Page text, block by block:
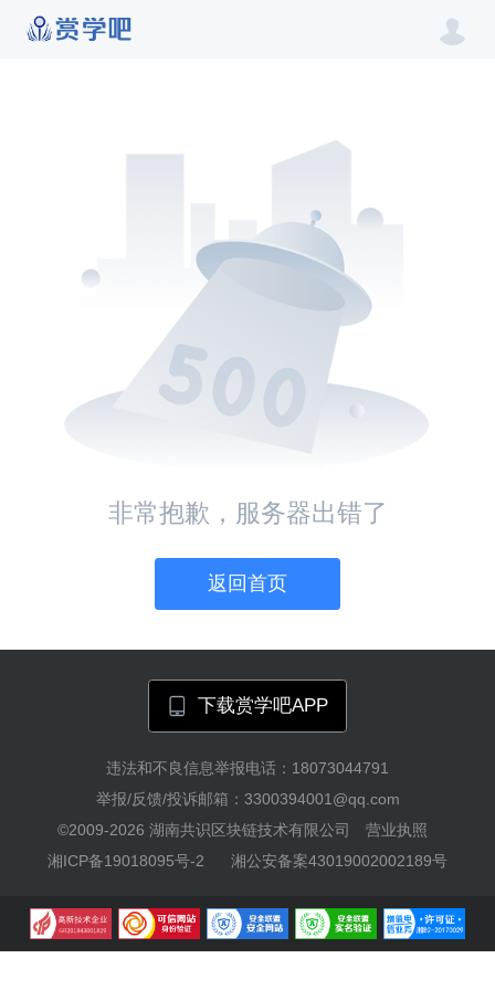
非常抱歉，服务器出错了
返回首页
下载赏学吧APP
违法和不良信息举报电话：18073044791
举报/反馈/投诉邮箱：3300394001@qq.com
©2009-2026 湖南共识区块链技术有限公司
营业执照
湘ICP备19018095号-2
湘公安备案43019002002189号